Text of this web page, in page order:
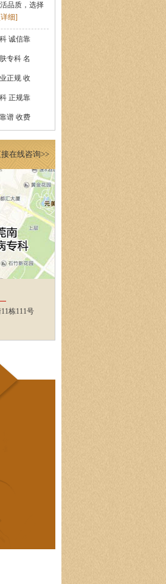
品质，选择
细]
诚信靠
专科 名
正规 收
正规靠
谱 收费
在线咨询>>
栋111号